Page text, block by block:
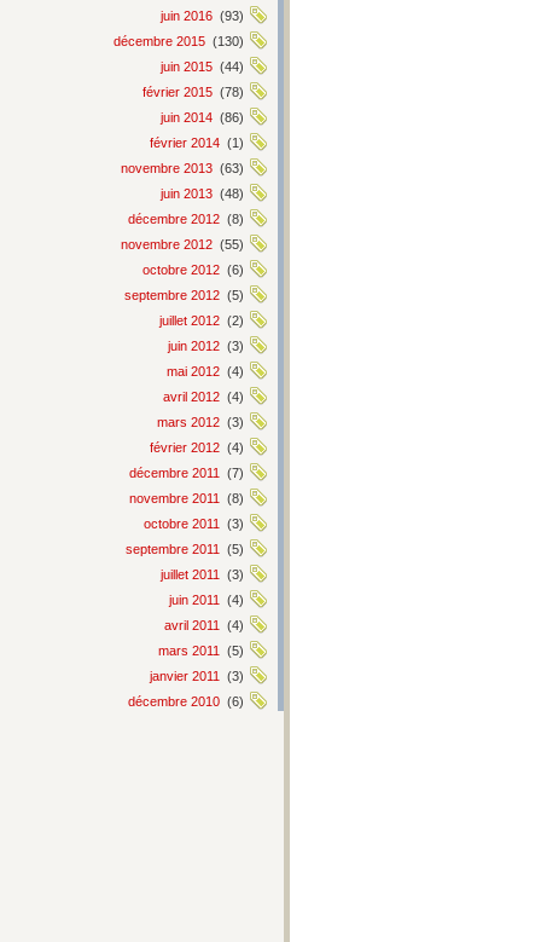
juin 2016 (93)
décembre 2015 (130)
juin 2015 (44)
février 2015 (78)
juin 2014 (86)
février 2014 (1)
novembre 2013 (63)
juin 2013 (48)
décembre 2012 (8)
novembre 2012 (55)
octobre 2012 (6)
septembre 2012 (5)
juillet 2012 (2)
juin 2012 (3)
mai 2012 (4)
avril 2012 (4)
mars 2012 (3)
février 2012 (4)
décembre 2011
(7)
novembre 2011
(8)
octobre 2011
(3)
septembre 2011
(5)
juillet 2011
(3)
juin 2011
(4)
avril 2011
(4)
mars 2011
(5)
janvier 2011
(3)
décembre 2010 (6)